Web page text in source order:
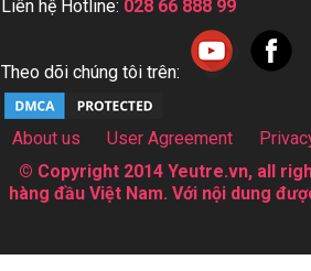
Liên hệ Hotline: 028 66 888 99
Theo dõi chúng tôi trên:
About us User Agreement
© Copyright 2014 Yeutre.vn, all
hàng đầu Việt Nam. Với nội dung